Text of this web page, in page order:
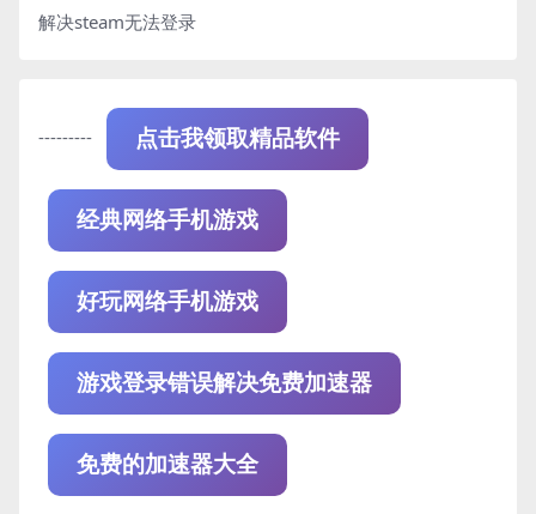
解决steam无法登录
--------- 点击我领取精品软件
经典网络手机游戏
好玩网络手机游戏
游戏登录错误解决免费加速器
免费的加速器大全